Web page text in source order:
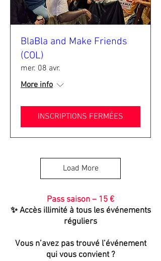
BlaBla and Make Friends
(COL)
mer. 08 avr.
More info
INSCRIPTIONS FERMÉES
Load More
Pass saison – 15 €
✨ Accès illimité à tous les événements
réguliers
Vous n’avez pas trouvé l’événement
qui vous convient ?